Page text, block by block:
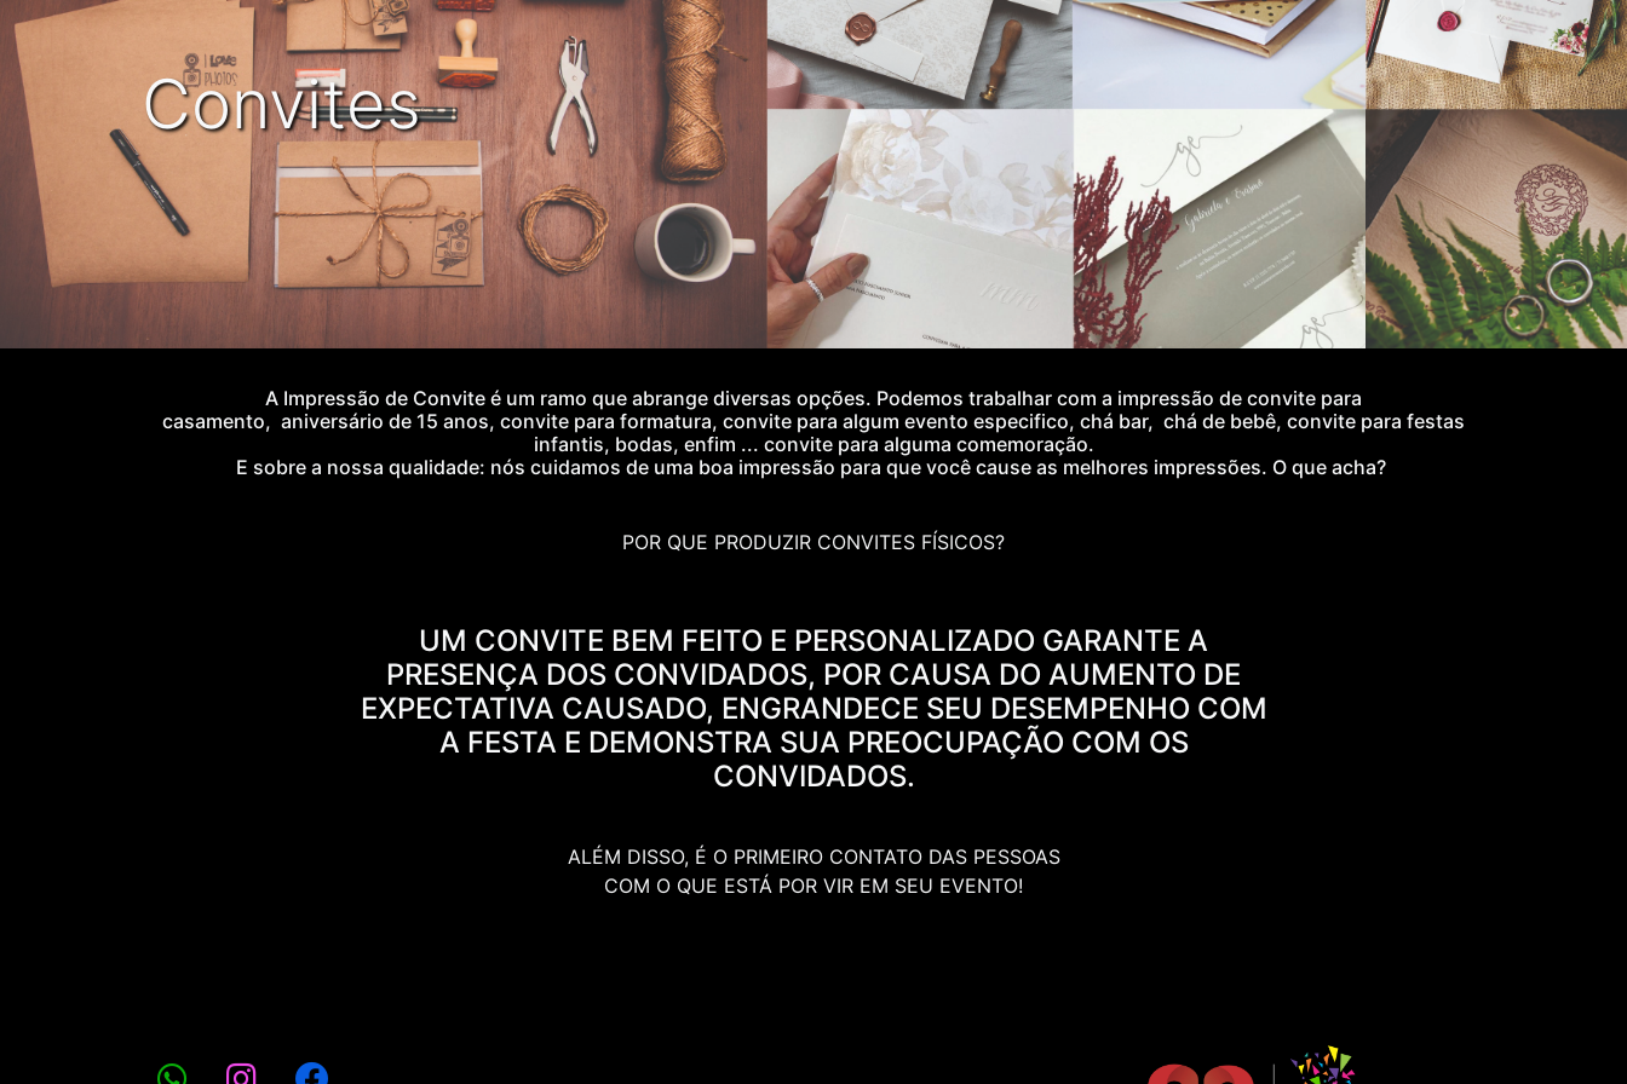
Convites
A Impressão de Convite é um ramo que abrange diversas opções. Podemos trabalhar com a impressão de convite para
casamento, aniversário de 15 anos, convite para formatura, convite para algum evento especifico, chá bar, chá de bebê, convite para festas
infantis, bodas, enfim ... convitepara alguma comemoração.
E sobre a nossa qualidade: nós cuidamos de uma boa impressão para que você cause as melhores impressões. O que acha?
POR QUE PRODUZIR CONVITES FÍSICOS?
UM CONVITE BEM FEITO E PERSONALIZADO GARANTE A
PRESENÇA DOS CONVIDADOS, POR CAUSA DO AUMENTO DE
EXPECTATIVA CAUSADO, ENGRANDECE SEU DESEMPENHO COM
A FESTA E DEMONSTRA SUA PREOCUPAÇÃO COM OS
CONVIDADOS.
ALÉM DISSO, É O PRIMEIRO CONTATO DAS PESSOAS
COM O QUE ESTÁ POR VIR EM SEU EVENTO!